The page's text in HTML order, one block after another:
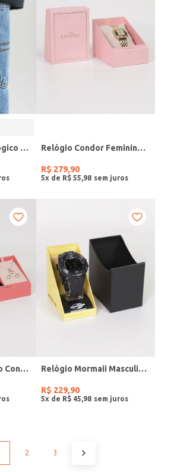
Relógio Casio analógico MW-240-4BVDF-SC Relógio Condor Feminino DOURADO
R$ 279,90
5x de R$ 55 98
Relógio + Acessório Condor Feminino PRATA Relógio Mormaii Masculino PRETO
R$ 229,90
5x de R$ 45 98
2 3